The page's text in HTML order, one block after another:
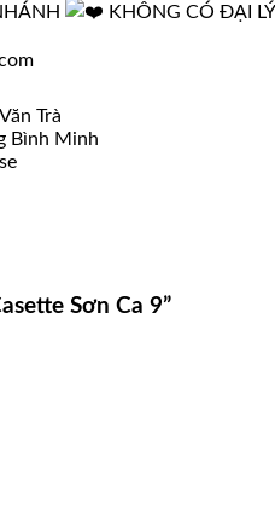
KHÔNG CÓ ĐẠI LÝ
Trà
Bình Minh
Sơn Ca 9”